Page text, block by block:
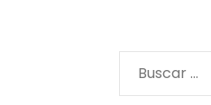
Buscar: